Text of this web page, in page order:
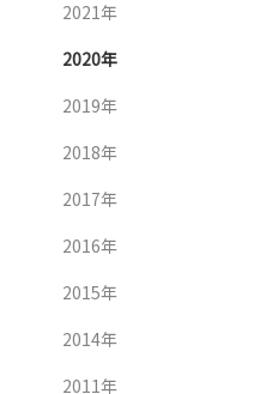
2021年
2020年
2019年
2018年
2017年
2016年
2015年
2014年
2011年